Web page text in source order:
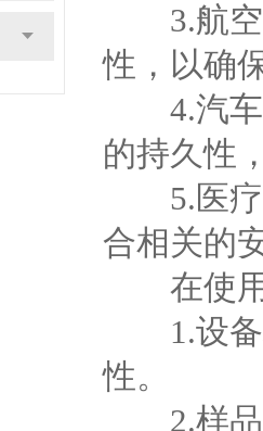
3.航空
性，以确
4.汽车
的持久性
5.医疗
合相关的
在使用
1.设备
性。
2.样品